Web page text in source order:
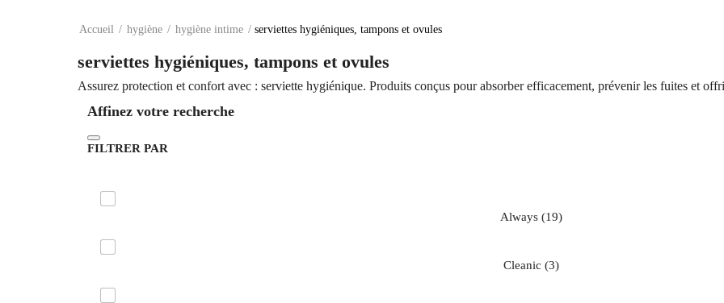
Accueil hygiène hygiène intime serviettes hygiéniques, tampons et ovules
serviettes hygiéniques, tampons et ovules
Assurez protection et confort avec : serviette hygiénique. Produits conçus pour absorber efficacement, prévenir les fuites et
Affinez votre recherche
FILTRER PAR
always (19)
cleanic (3)